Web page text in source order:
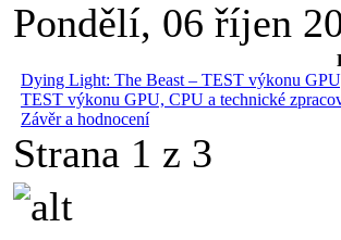
Pondělí, 06 říjen
Dying Light: The Beast – TEST výkonu
TEST výkonu GPU, CPU a technické
Závěr a hodnocení
Strana 1 z 3